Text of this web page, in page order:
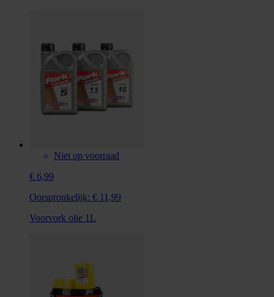
Niet op voorraad
€ 6,99
Oorspronkelijk: € 11,99
Voorvork olie 1L